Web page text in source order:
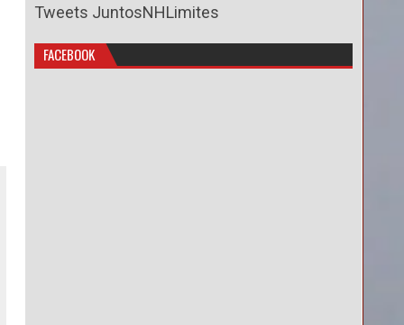
Tweets JuntosNHLimites
FACEBOOK